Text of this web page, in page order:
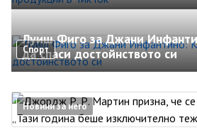
Спорт
Луиш Фиго за Джани
да спаси достойнството си
Новини за него